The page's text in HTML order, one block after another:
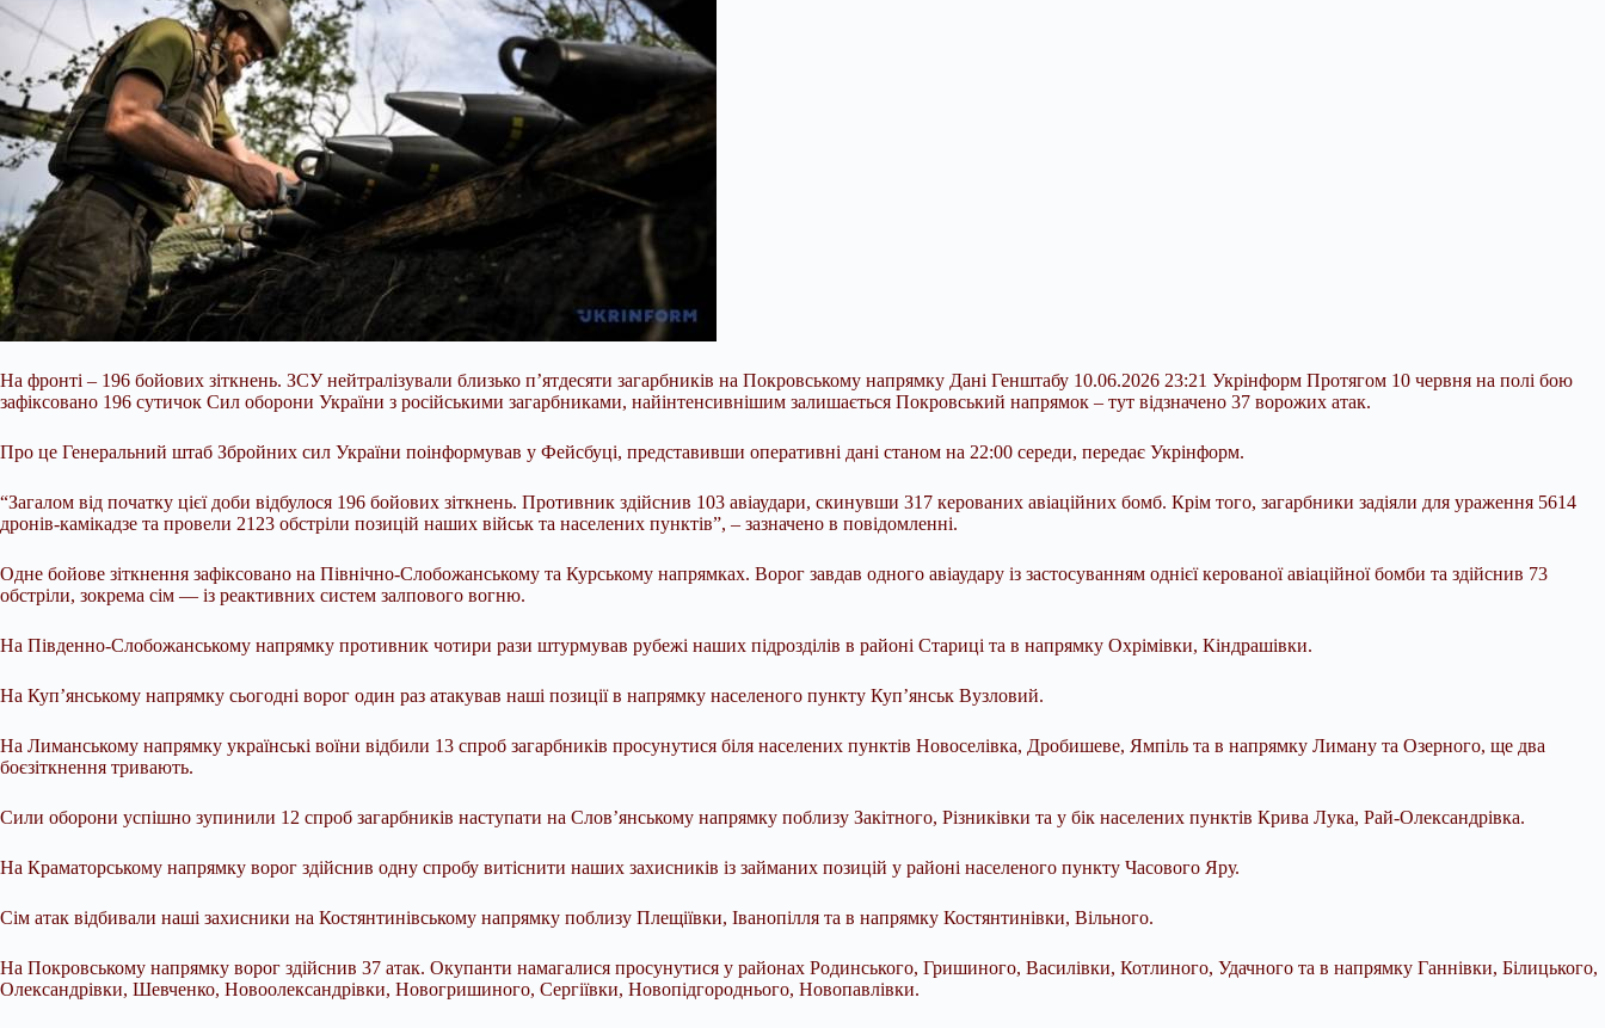
На фронті – 196 бойових зіткнень. ЗСУ нейтралізували близько п’ятдесяти загарбників на Покровському напрямку Дані Генштабу 10.06.2026 23:21 Укрінформ Протягом 10 червня на полі бою
зафіксовано 196 сутичок Сил оборони України з російськими загарбниками, найінтенсивнішим залишається Покровський напрямок – тут відзначено 37 ворожих атак.
Про це Генеральний штаб Збройних сил України поінформував у Фейсбуці, представивши оперативні дані станом на 22:00 середи, передає Укрінформ.
“Загалом від початку цієї доби відбулося 196 бойових зіткнень. Противник здійснив 103 авіаудари, скинувши 317 керованих авіаційних бомб. Крім того, загарбники задіяли для ураження 5614
дронів-камікадзе та провели 2123 обстріли позицій наших військ та населених пунктів”, – зазначено в повідомленні.
Одне бойове зіткнення зафіксовано на Північно-Слобожанському та Курському напрямках. Ворог завдав одного авіаудару із застосуванням однієї керованої авіаційної бомби та здійснив 73
обстріли, зокрема сім — із реактивних систем залпового вогню.
На Південно-Слобожанському напрямку противник чотири рази штурмував рубежі наших підрозділів в районі Стариці та в напрямку Охрімівки, Кіндрашівки.
На Куп’янському напрямку сьогодні ворог один раз атакував наші позиції в напрямку населеного пункту Куп’янськ Вузловий.
На Лиманському напрямку українські воїни відбили 13 спроб загарбників просунутися біля населених пунктів Новоселівка, Дробишеве, Ямпіль та в напрямку Лиману та Озерного, ще два
боєзіткнення тривають.
Сили оборони успішно зупинили 12 спроб загарбників наступати на Слов’янському напрямку поблизу Закітного, Різниківки та у бік населених пунктів Крива Лука, Рай-Олександрівка.
На Краматорському напрямку ворог здійснив одну спробу витіснити наших захисників із займаних позицій у районі населеного пункту Часового Яру.
Сім атак відбивали наші захисники на Костянтинівському напрямку поблизу Плещіївки, Іванопілля та в напрямку Костянтинівки, Вільного.
На Покровському напрямку ворог здійснив 37 атак. Окупанти намагалися просунутися у районах Родинського, Гришиного, Василівки, Котлиного, Удачного та в напрямку Ганнівки, Білицького,
Олександрівки, Шевченко, Новоолександрівки, Новогришиного, Сергіївки, Новопідгороднього, Новопавлівки.